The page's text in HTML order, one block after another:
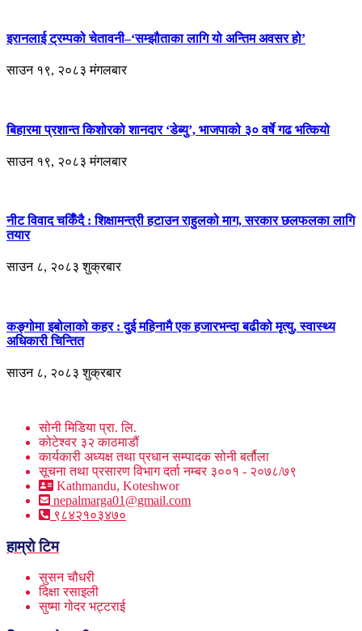
इरानलाई ट्रम्पको चेतावनी–‘सम्झौताका लागि यो अन्तिम अवसर हो’
साउन १९, २०८३ मंगलबार
बिहारमा प्रशान्त किशोरको शानदार ‘डेब्यु’, भाजपाको ३० वर्षे गढ भत्कियो
साउन १९, २०८३ मंगलबार
नीट विवाद चर्किँदै : शिक्षामन्त्री हटाउन राहुलको माग, सरकार छलफलका लागि
तयार
साउन ८, २०८३ शुक्रबार
कङ्गोमा इबोलाको कहर : दुई महिनामै एक हजारभन्दा बढीको मृत्यु, स्वास्थ्य
अधिकारी चिन्तित
साउन ८, २०८३ शुक्रबार
सोनी मिडिया प्रा. लि.
कोटेश्वर ३२ काठमाडौं
कार्यकारी अध्यक्ष तथा प्रधान सम्पादक सोनी बर्तौला
सूचना तथा प्रसारण विभाग दर्ता नम्बर ३००१ - २०७८/७९
Kathmandu, Koteshwor
nepalmarga01@gmail.com
९८४२१०३४७०
हाम्रो टिम
सुसन चौधरी
दिक्षा रसाइली
सुष्मा गोदर भट्टराई